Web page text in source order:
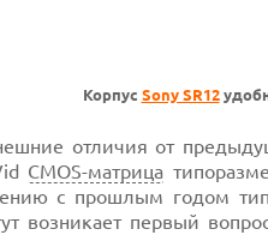
Корпус Sony SR12
отличия от
CMOS-матрица
с прошлым годом
возникает первый